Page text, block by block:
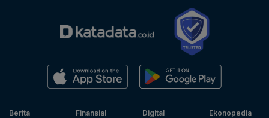
Berita
Finansial
Digital
Ekonopedia